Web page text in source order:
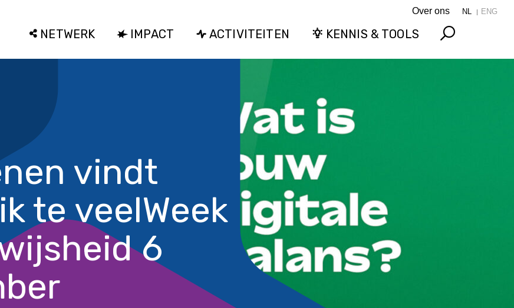
Over ons NL ENG
NETWERK IMPACT ACTIVITEITEN KENNIS & TOOLS
vindt
te veelWeek
6